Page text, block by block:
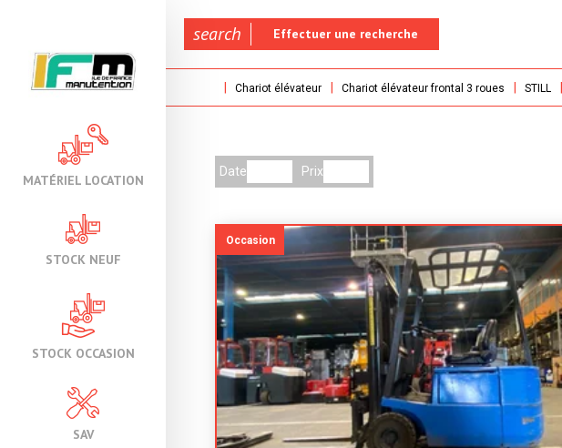
MATÉRIEL LOCATION
STOCK NEUF
STOCK OCCASION
SAV
search Effectuer une recherche
Chariot élévateur Chariot élévateur frontal 3 roues STILL
Date Prix
Occasion